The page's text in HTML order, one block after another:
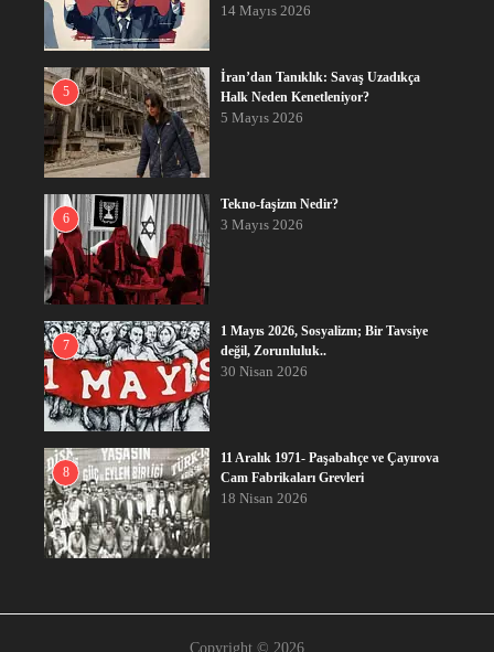
14 Mayıs 2026
5
İran’dan Tanıklık: Savaş Uzadıkça
Halk Neden Kenetleniyor?
5 Mayıs 2026
6
Tekno-faşizm Nedir?
3 Mayıs 2026
7
1 Mayıs 2026, Sosyalizm; Bir Tavsiye
değil, Zorunluluk..
30 Nisan 2026
8
11 Aralık 1971- Paşabahçe ve Çayırova
Cam Fabrikaları Grevleri
18 Nisan 2026
Copyright © 2026